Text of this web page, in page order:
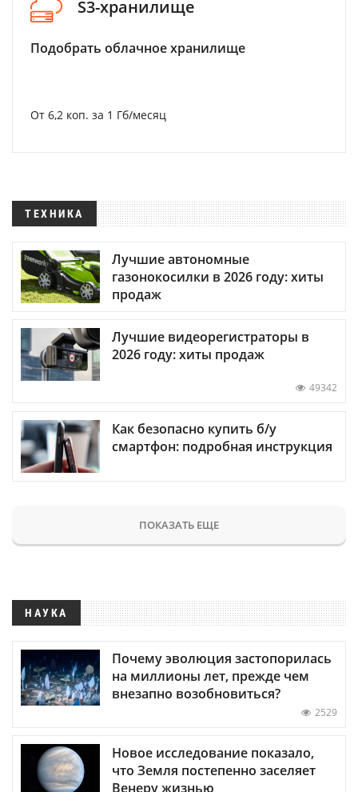
S3-хранилище
Подобрать облачное хранилище
От 6,2 коп. за 1 Гб/месяц
ТЕХНИКА
Лучшие автономные
газонокосилки в 2026 году: хиты
продаж
Лучшие видеорегистраторы в
2026 году: хиты продаж
49342
Как безопасно купить б/у
смартфон: подробная инструкция
ПОКАЗАТЬ ЕЩЕ
НАУКА
Почему эволюция застопорилась
на миллионы лет, прежде чем
внезапно возобновиться?
2529
Новое исследование показало,
что Земля постепенно заселяет
Венеру жизнью